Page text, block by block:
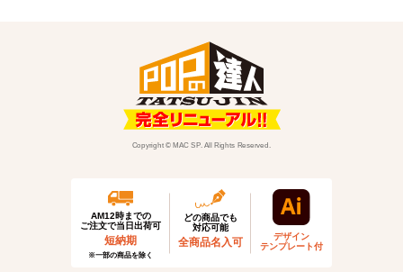
Copyright © MAC SP. All Rights Reserved.
AM12時までの
ご注文で当日出荷可
短納期
※一部の商品を除く
どの商品でも
対応可能
全商品名入可
デザイン
テンプレート付